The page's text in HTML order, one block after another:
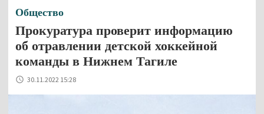
Общество
Прокуратура проверит информацию
об отравлении детской хоккейной
команды в Нижнем Тагиле
30.11.2022 15:28